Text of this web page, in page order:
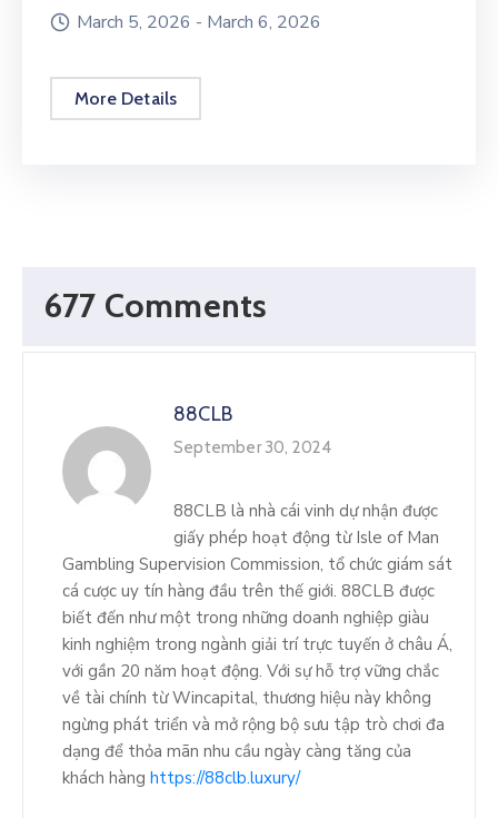
March 5, 2026 - March 6, 2026
More Details
677 Comments
88CLB
September 30, 2024
88CLB là nhà cái vinh dự nhận được
giấy phép hoạt động từ Isle of Man
Gambling Supervision Commission, tổ chức giám sát
cá cược uy tín hàng đầu trên thế giới. 88CLB được
biết đến như một trong những doanh nghiệp giàu
kinh nghiệm trong ngành giải trí trực tuyến ở châu Á,
với gần 20 năm hoạt động. Với sự hỗ trợ vững chắc
về tài chính từ Wincapital, thương hiệu này không
ngừng phát triển và mở rộng bộ sưu tập trò chơi đa
dạng để thỏa mãn nhu cầu ngày càng tăng của
khách hàng https://88clb.luxury/